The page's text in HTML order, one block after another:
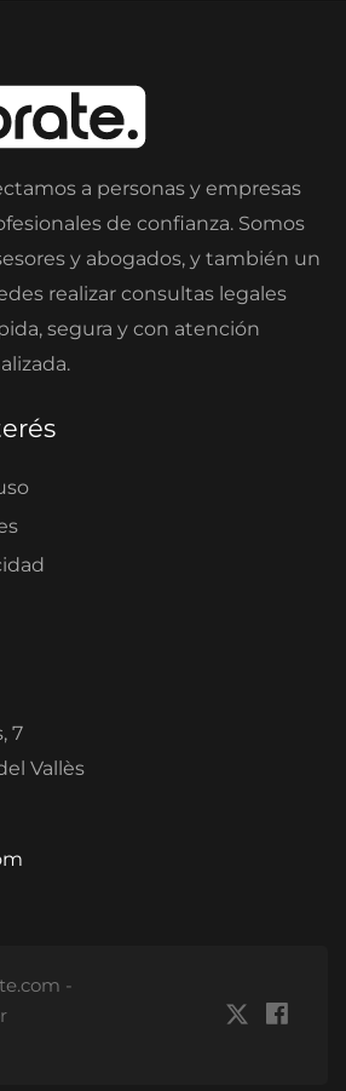
a personas y empresas
de confianza. Somos
y abogados, y también un
realizar consultas legales
segura y con atención
7
Vallès
-